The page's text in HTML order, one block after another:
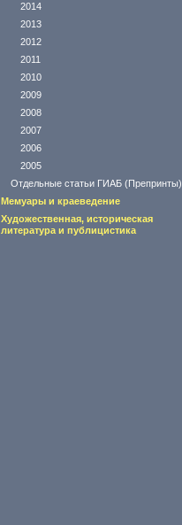
2014
2013
2012
2011
2010
2009
2008
2007
2006
2005
Отдельные статьи ГИАБ (Препринты)
Мемуары и краеведение
Художественная, историческая
литература и публицистика